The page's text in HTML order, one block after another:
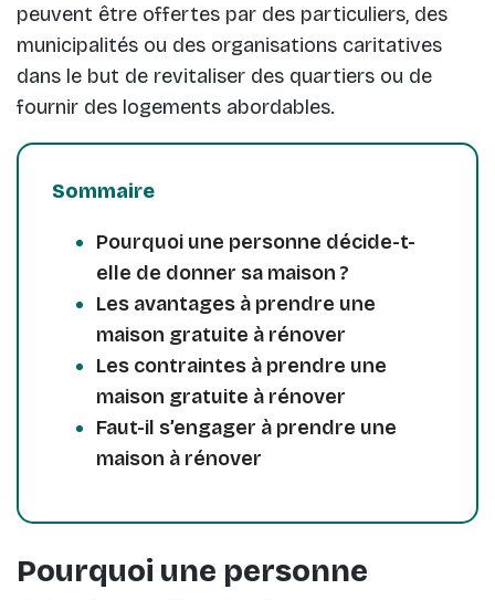
peuvent être offertes par des particuliers, des
municipalités ou des organisations caritatives
dans le but de revitaliser des quartiers ou de
fournir des logements abordables.
Sommaire
Pourquoi une personne décide-t-
elle de donner sa maison ?
Les avantages à prendre une
maison gratuite à rénover
Les contraintes à prendre une
maison gratuite à rénover
Faut-il s’engager à prendre une
maison à rénover
Pourquoi une personne